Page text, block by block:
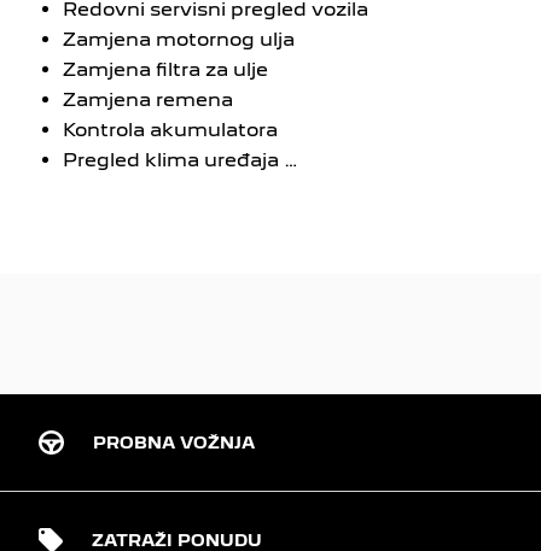
Redovni servisni pregled vozila
Zamjena motornog ulja
Zamjena filtra za ulje
Zamjena remena
Kontrola akumulatora
Pregled klima uređaja …
PROBNA VOŽNJA
ZATRAŽI PONUDU